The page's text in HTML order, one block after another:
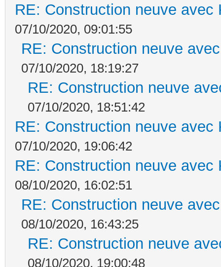
RE: Construction neuve avec
07/10/2020, 09:01:55
RE: Construction neuve
07/10/2020, 18:19:27
RE: Construction neuve
07/10/2020, 18:51:42
RE: Construction neuve avec
07/10/2020, 19:06:42
RE: Construction neuve avec
08/10/2020, 16:02:51
RE: Construction neuve
08/10/2020, 16:43:25
RE: Construction neuve
08/10/2020, 19:00:48